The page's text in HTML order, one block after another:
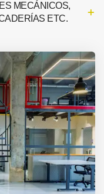
MECÁNICOS,
ETC.